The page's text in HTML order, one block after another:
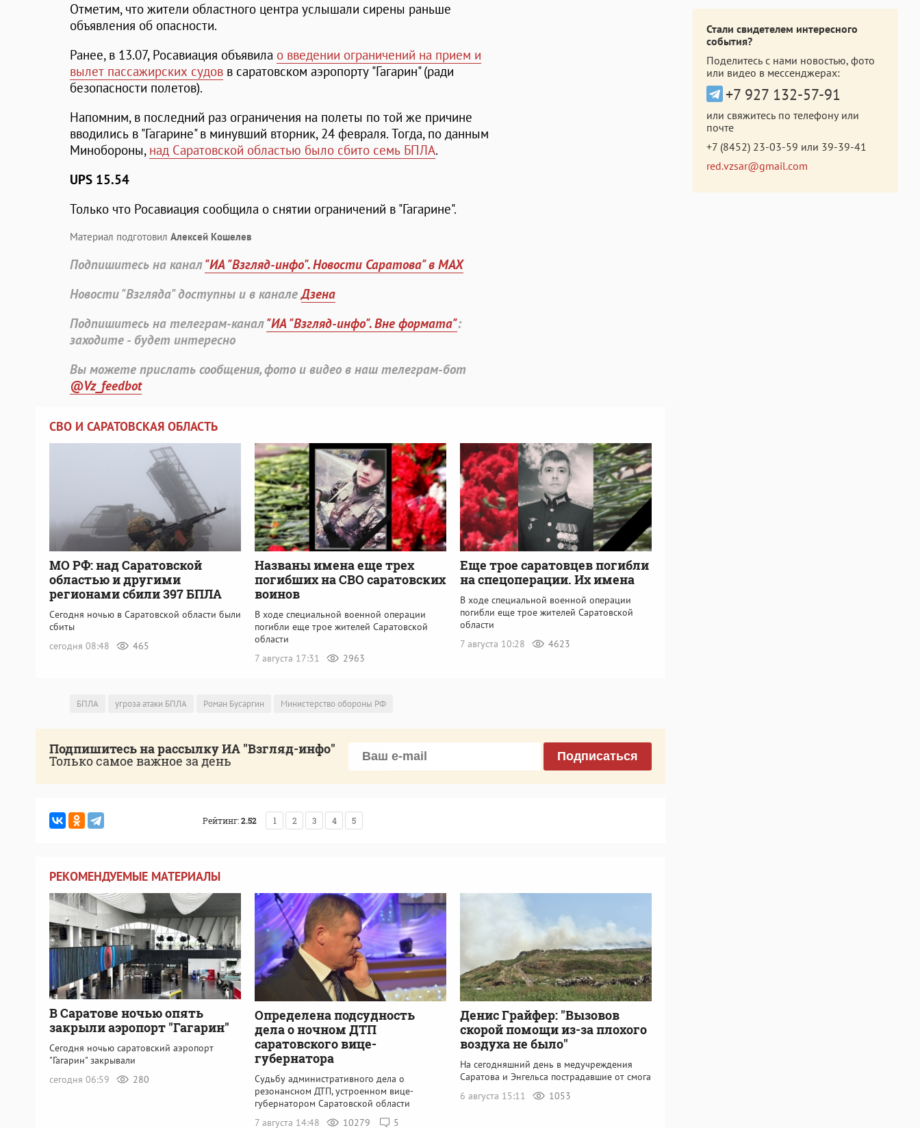
Отметим, что жители областного центра услышали сирены раньше
объявления об опасности.
Ранее, в 13.07, Росавиация объявила о введении ограничений на прием и
вылет пассажирских судов в саратовском аэропорту "Гагарин" (ради
безопасности полетов).
Напомним, в последний раз ограничения на полеты по той же причине
вводились в "Гагарине" в минувший вторник, 24 февраля. Тогда, по данным
Минобороны, над Саратовской областью было сбито семь БПЛА.
UPS 15.54
Только что Росавиация сообщила о снятии ограничений в "Гагарине".
Материал подготовил Алексей Кошелев
Подпишитесь на канал"ИА "Взгляд-инфо". Новости Саратова" в MAX
Новости "Взгляда" доступны и в каналеДзена
Подпишитесь на телеграм-канал"ИА "Взгляд-инфо". Вне формата":
заходите - будет интересно
Вы можете прислать сообщения, фото и видео в наш телеграм-бот
@Vz_feedbot
СВО И САРАТОВСКАЯ ОБЛАСТЬ
МО РФ: над Саратовской
областью и другими
регионами сбили 397 БПЛА
Сегодня ночью в Саратовской области были
сбиты
сегодня 08:48
465
Названы имена еще трех
погибших на СВО саратовских
воинов
В ходе специальной военной операции
погибли еще трое жителей Саратовской
области
7 августа 17:31
2963
Еще трое саратовцев погибли
на спецоперации. Их имена
В ходе специальной военной операции
погибли еще трое жителей Саратовской
области
7 августа 10:28
4623
БПЛА угроза атаки БПЛА Роман Бусаргин Министерство обороны РФ
Подпишитесь на рассылку ИА "Взгляд-инфо"
Только самое важное за день Подписаться
Рейтинг:2.52 1 2 3 4 5
РЕКОМЕНДУЕМЫЕ МАТЕРИАЛЫ
В Саратове ночью опять
закрыли аэропорт "Гагарин"
Сегодня ночью саратовский аэропорт
"Гагарин" закрывали
сегодня 06:59
280
Определена подсудность
дела о ночном ДТП
саратовского вице-
губернатора
Судьбу административного дела о
резонансном ДТП, устроенном вице-
губернатором Саратовской области
7 августа 14:48
10279 5
Денис Грайфер: "Вызовов
скорой помощи из-за плохого
воздуха не было"
На сегодняшний день в медучреждения
Саратова и Энгельса пострадавшие от смога
6 августа 15:11
1053
Стали свидетелем интересного
события?
Поделитесь с нами новостью, фото
или видео в мессенджерах:
+7 927 132-57-91
или свяжитесь по телефону или
почте
+7 (8452) 23-03-59 или 39-39-41
red.vzsar@gmail.com